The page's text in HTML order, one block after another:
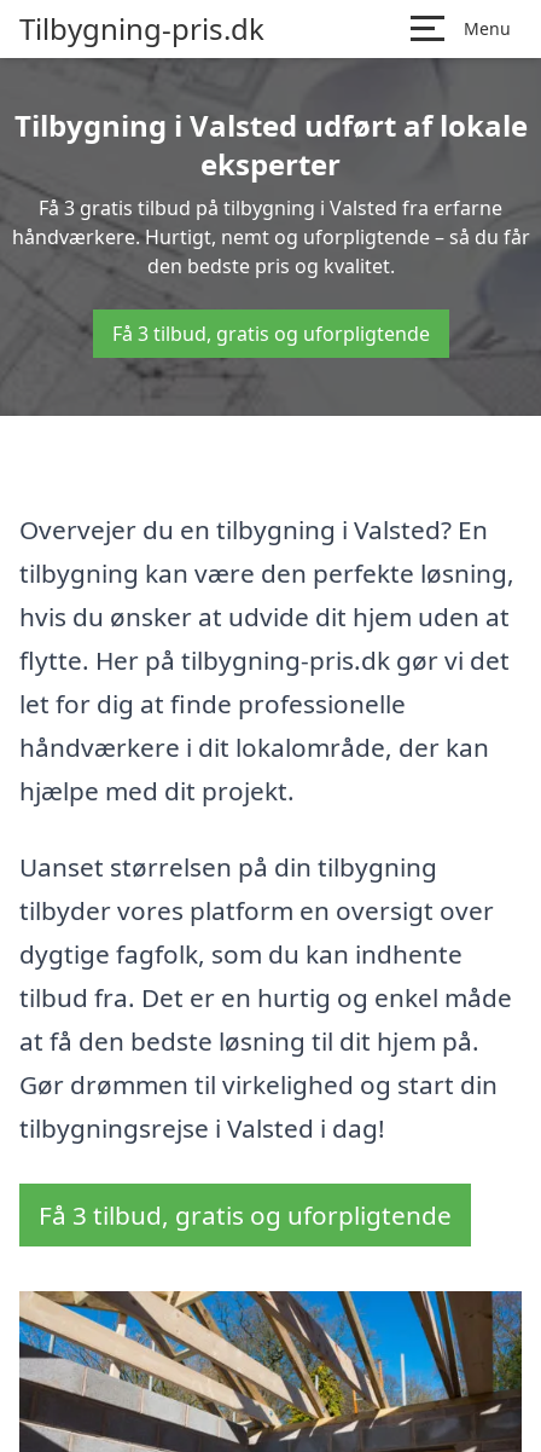
Tilbygning-pris.dk Menu
Tilbygning i Valsted udført af lokale
eksperter
Få 3 gratis tilbud på tilbygning i Valsted fra erfarne
håndværkere. Hurtigt, nemt og uforpligtende – så du får
den bedste pris og kvalitet.
Få 3 tilbud, gratis og uforpligtende
Overvejer du en tilbygning i Valsted? En
tilbygning kan være den perfekte løsning,
hvis du ønsker at udvide dit hjem uden at
flytte. Her på tilbygning-pris.dk gør vi det
let for dig at finde professionelle
håndværkere i dit lokalområde, der kan
hjælpe med dit projekt.
Uanset størrelsen på din tilbygning
tilbyder vores platform en oversigt over
dygtige fagfolk, som du kan indhente
tilbud fra. Det er en hurtig og enkel måde
at få den bedste løsning til dit hjem på.
Gør drømmen til virkelighed og start din
tilbygningsrejse i Valsted i dag!
Få 3 tilbud, gratis og uforpligtende